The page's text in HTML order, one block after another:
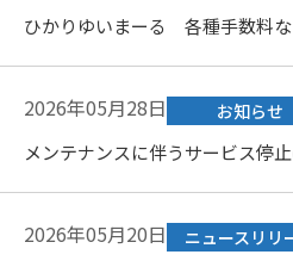
ひかりゆいまーる 各種手数料
2026年05月28日 お知らせ
メンテナンスに伴うサービス停
2026年05月20日 ニュースリリ